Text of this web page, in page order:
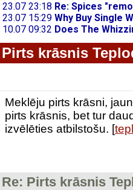
Pirts krāsnis
Meklēju pirts krāsni,
pirts krāsnis, bet tur
izvēlēties atbilstošu. [
Re: Pirts krāsnis